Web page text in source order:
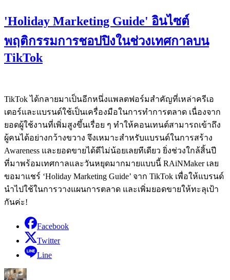
'Holiday Marketing Guide' อินไซต์
พฤติกรรมการชอปปิงในช่วงเทศกาลบน
TikTok
TikTok ได้กลายมาเป็นอีกหนึ่งแพลตฟอร์มสำคัญที่เหล่าครีเอ
เตอร์และแบรนด์ใช้เป็นเครื่องมือในการทำการตลาด เนื่องจาก
ยอดผู้ใช้งานที่เพิ่มสูงขึ้นเรื่อย ๆ ทำให้คอนเทนต์สามารถเข้าถึง
ผู้คนได้อย่างกว้างขวาง จึงเหมาะสำหรับแบรนด์ในการสร้าง
Awareness และยอดขายได้ดีไม่น้อยเลยทีเดียว ยิ่งช่วงใกล้สิ้นปี
ที่มาพร้อมเทศกาลและวันหยุดมากมายแบบนี้ RAiNMaker เลย
ขอมาแชร์ ‘Holiday Marketing Guide’ จาก TikTok เพื่อให้แบรนด์
นำไปใช้ในการวางแผนการตลาด และเพิ่มยอดขายให้ทะลุเป้า
กันค่ะ!
Facebook
Twitter
Line